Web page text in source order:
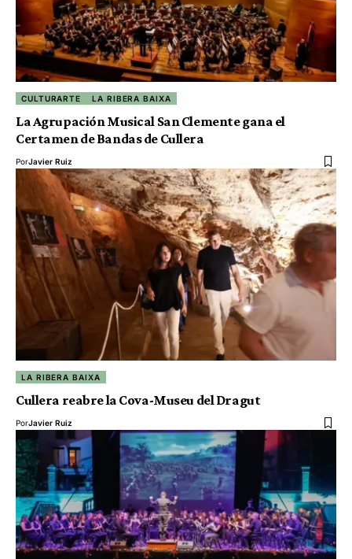
CULTURARTE LA RIBERA BAIXA
La Agrupación Musical San Clemente gana el
Certamen de Bandas de Cullera
PorJavier Ruiz
LA RIBERA BAIXA
Cullera reabre la Cova-Museu del Dragut
PorJavier Ruiz